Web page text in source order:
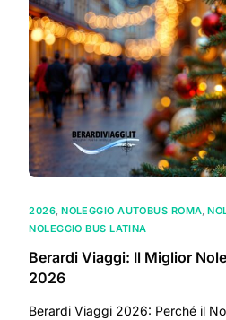
2026,NOLEGGIO AUTOBUS ROMA,
NOLEGGIO BUS LATINA
Berardi Viaggi: Il Miglior
2026
Berardi Viaggi 2026: Perché il